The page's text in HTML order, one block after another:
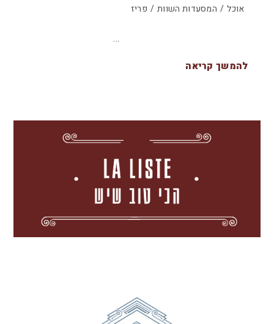
אוכל / המסעדות השוות / פריז
…
להמשך קריאה